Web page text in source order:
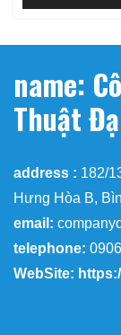
name:
Thuật
address : 182/
Hưng Hòa B,
email:
telephone:
WebSite: